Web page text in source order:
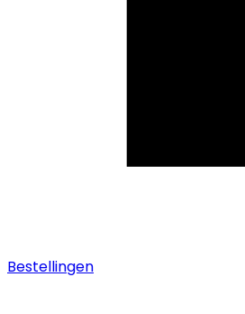
Bestellingen